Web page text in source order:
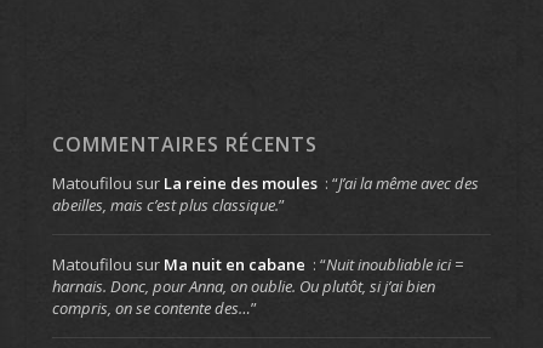
COMMENTAIRES RÉCENTS
Matoufilou sur La reine des moules : “J’ai la même avec des
abeilles, mais c’est plus classique.”
Matoufilou sur Ma nuit en cabane : “Nuit inoubliable ici =
harnais. Donc, pour Anna, on oublie. Ou plutôt, si j’ai bien
compris, on se contente des…”